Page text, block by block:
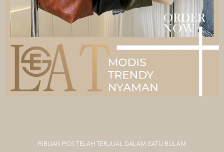
RIBUAN PCS TELAH TERJUAL DALAM SATU BULAN!